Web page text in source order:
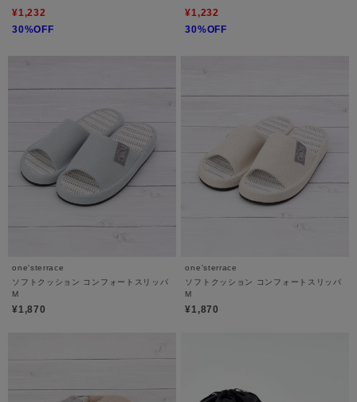
¥1,232
30%OFF
¥1,232
30%OFF
one'sterrace
ソフトクッション コンフォートスリッパ
M
¥1,870
one'sterrace
ソフトクッション コンフォートスリッパ
M
¥1,870